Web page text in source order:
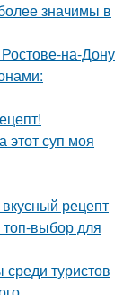
значимы в
на-Дону
этот суп моя
рецепт
выбор для
туристов